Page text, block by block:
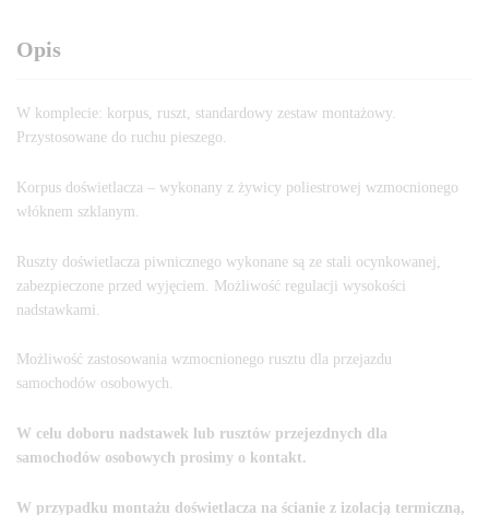
Opis
W komplecie: korpus, ruszt, standardowy zestaw montażowy.
Przystosowane do ruchu pieszego.
Korpus doświetlacza – wykonany z żywicy poliestrowej wzmocnionego
włóknem szklanym.
Ruszty doświetlacza piwnicznego wykonane są ze stali ocynkowanej,
zabezpieczone przed wyjęciem. Możliwość regulacji wysokości
nadstawkami.
Możliwość zastosowania wzmocnionego rusztu dla przejazdu
samochodów osobowych.
W celu doboru nadstawek lub rusztów przejezdnych dla
samochodów osobowych prosimy o kontakt.
W przypadku montażu doświetlacza na ścianie z izolacją termiczną,